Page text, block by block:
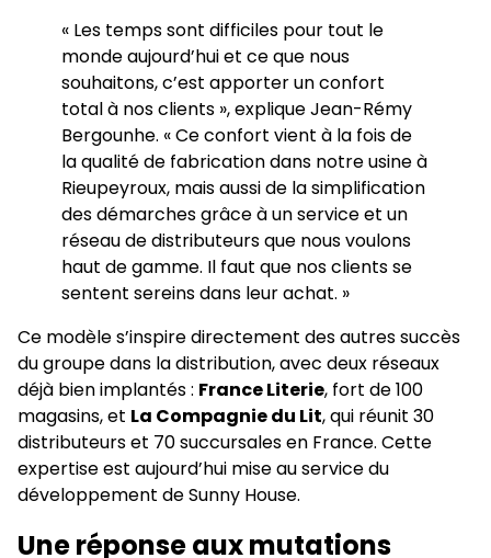
« Les temps sont difficiles pour tout le
monde aujourd’hui et ce que nous
souhaitons, c’est apporter un confort
total à nos clients », explique Jean-Rémy
Bergounhe. « Ce confort vient à la fois de
la qualité de fabrication dans notre usine à
Rieupeyroux, mais aussi de la simplification
des démarches grâce à un service et un
réseau de distributeurs que nous voulons
haut de gamme. Il faut que nos clients se
sentent sereins dans leur achat. »
Ce modèle s’inspire directement des autres succès
du groupe dans la distribution, avec deux réseaux
déjà bien implantés : France Literie, fort de 100
magasins, et La Compagnie du Lit, qui réunit 30
distributeurs et 70 succursales en France. Cette
expertise est aujourd’hui mise au service du
développement de Sunny House.
Une réponse aux mutations